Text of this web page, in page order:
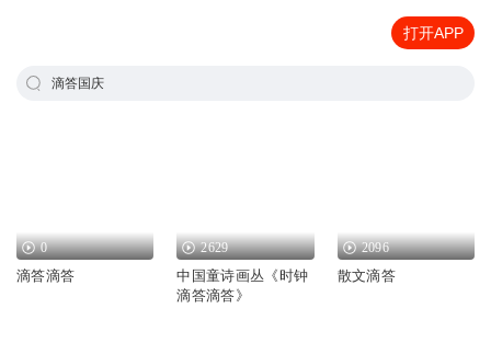
打开APP
滴答国庆
0
滴答滴答
2629
中国童诗画丛《时钟
滴答滴答》
2096
散文滴答